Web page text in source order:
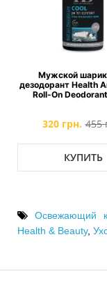
Мужской
дезодорант Health
Roll-On
320 грн. 455
КУПИТЬ
Освежающий
Health & Beauty,